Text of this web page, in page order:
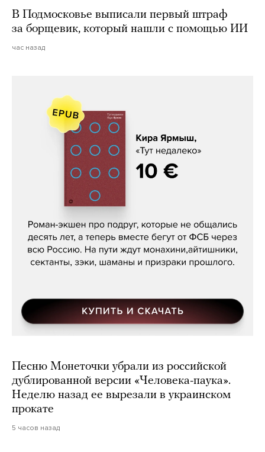
В Подмосковье выписали первый штраф
за борщевик, который нашли с помощью ИИ
час назад
Кира Ярмыш, «Тут недалеко»
Песню Монеточки убрали из российской
дублированной версии «Человека-паука».
Неделю назад ее вырезали в украинском
прокате
5 часов назад